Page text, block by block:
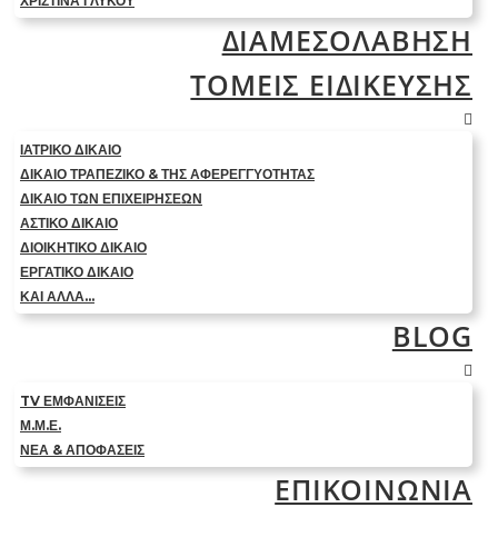
ΔΙΑΜΕΣΟΛΑΒΗΣΗ
ΤΟΜΕΙΣ ΕΙΔΙΚΕΥΣΗΣ
ΙΑΤΡΙΚΟ ΔΙΚΑΙΟ
ΔΙΚΑΙΟ ΤΡΑΠΕΖΙΚΟ & ΤΗΣ ΑΦΕΡΕΓΓΥΟΤΗΤΑΣ
ΔΙΚΑΙΟ ΤΩΝ ΕΠΙΧΕΙΡΗΣΕΩΝ
ΑΣΤΙΚΟ ΔΙΚΑΙΟ
ΔΙΟΙΚΗΤΙΚΟ ΔΙΚΑΙΟ
ΕΡΓΑΤΙΚΟ ΔΙΚΑΙΟ
ΚΑΙ ΑΛΛΑ…
BLOG
TV ΕΜΦΑΝΙΣΕΙΣ
Μ.Μ.Ε.
ΝΕΑ & ΑΠΟΦΑΣΕΙΣ
ΕΠΙΚΟΙΝΩΝΙΑ